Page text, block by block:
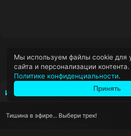
ИНФОРМАЦИЯ
Тишина в эфире... Выбери трек!
Мы используем файлы cookie для
сайта и персонализации
Политике конфиденциальности.
Принять